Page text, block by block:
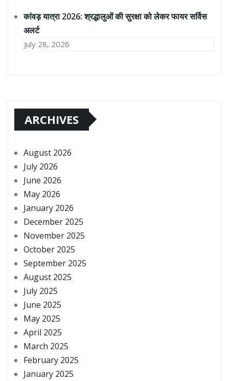
कांवड़ यात्रा 2026: श्रद्धालुओं की सुरक्षा को लेकर फायर सर्विस
अलर्ट
July 28, 2026
ARCHIVES
August 2026
July 2026
June 2026
May 2026
January 2026
December 2025
November 2025
October 2025
September 2025
August 2025
July 2025
June 2025
May 2025
April 2025
March 2025
February 2025
January 2025